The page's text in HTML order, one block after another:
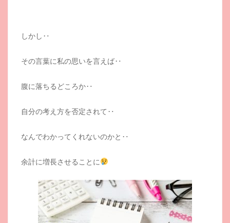
しかし‥
その言葉に私の思いを言えば‥
腹に落ちるどころか‥
自分の考え方を否定されて‥
なんでわかってくれないのかと‥
余計に増長させることに